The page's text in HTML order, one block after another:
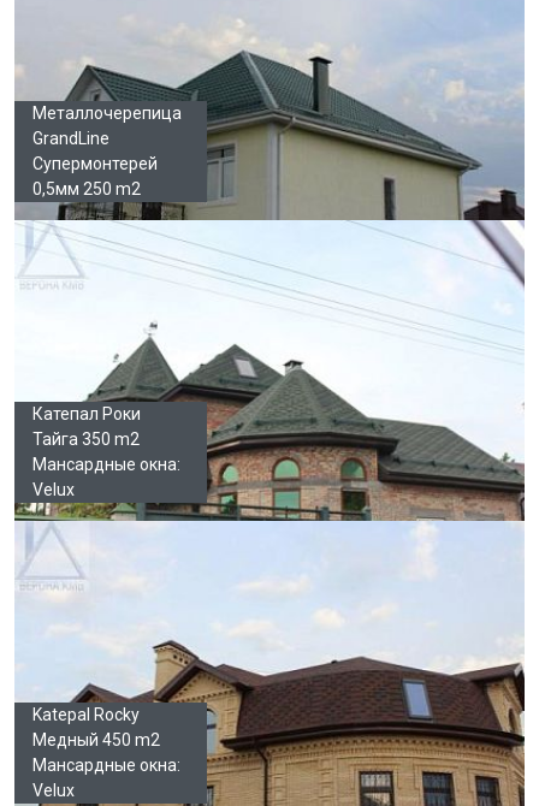
Металлочерепица
GrandLine
Супермонтерей
0,5мм 250 m2
Катепал Роки
Тайга 350 m2
Мансардные окна:
Velux
Katepal Rocky
Медный 450 m2
Мансардные окна:
Velux